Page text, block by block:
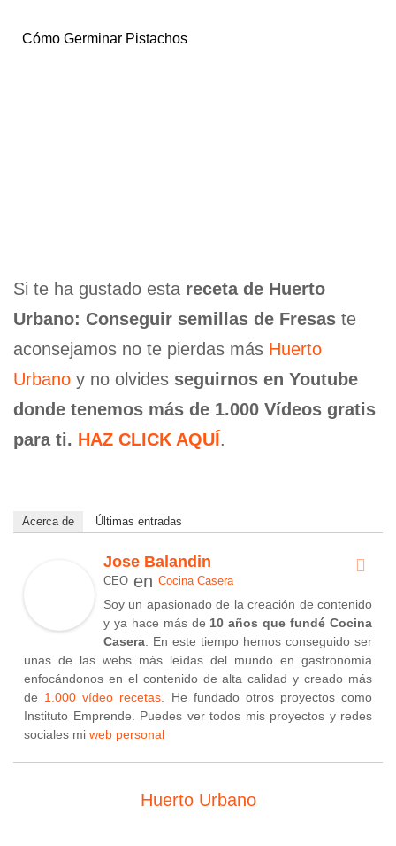
Cómo Germinar Pistachos
Si te ha gustado esta receta de Huerto
Urbano: Conseguir semillas de Fresas te
aconsejamos no te pierdas más Huerto
Urbano y no olvides seguirnos en Youtube
donde tenemos más de 1.000 Vídeos gratis
para ti. HAZ CLICK AQUÍ.
Acerca de Últimas entradas
Jose Balandin
CEO en Cocina Casera
Soy un apasionado de la creación de contenido
y ya hace más de 10 años que fundé Cocina
Casera. En este tiempo hemos conseguido ser
unas de las webs más leídas del mundo en gastronomía
enfocándonos en el contenido de alta calidad y creado más
de 1.000 vídeo recetas. He fundado otros proyectos como
Instituto Emprende. Puedes ver todos mis proyectos y redes
sociales mi web personal
Huerto Urbano